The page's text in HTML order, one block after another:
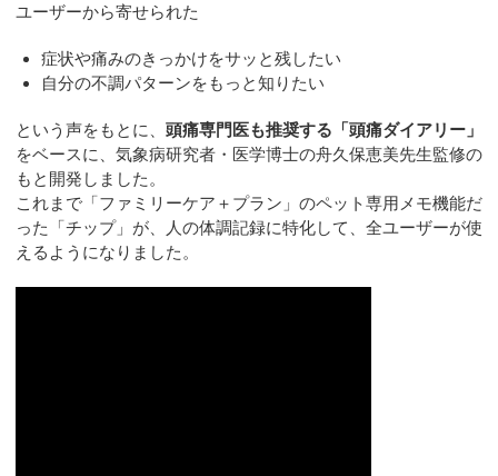
ユーザーから寄せられた
症状や痛みのきっかけをサッと残したい
自分の不調パターンをもっと知りたい
という声をもとに、 頭痛専門医も推奨する「頭痛ダイアリー」
をベースに、気象病研究者・医学博士の舟久保恵美先生監修の
もと開発しました。
これまで「ファミリーケア＋プラン」のペット専用メモ機能だ
った「チップ」が、人の体調記録に特化して、全ユーザーが使
えるようになりました。